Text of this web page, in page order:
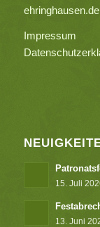
ehringhausen.de
Impressum
15. Juli
13. Juni